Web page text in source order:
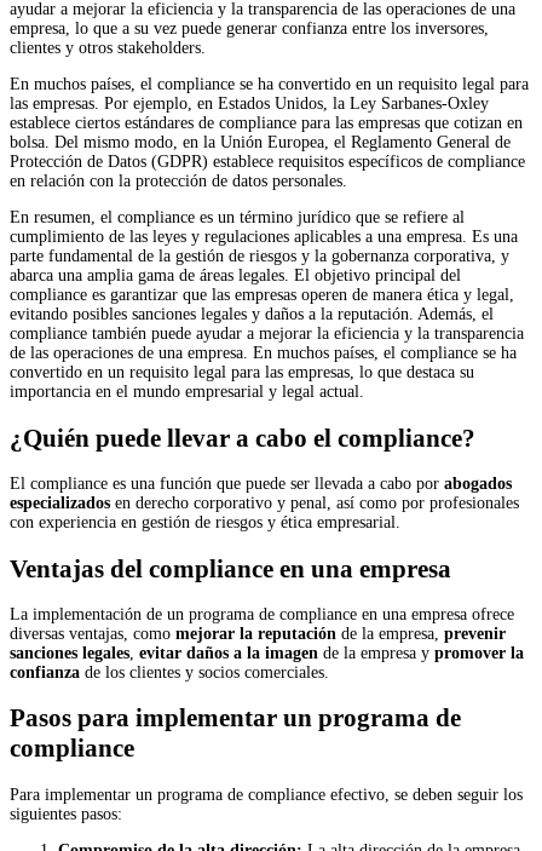
ayudar a mejorar la eficiencia y la transparencia de las operaciones de una
empresa, lo que a su vez puede generar confianza entre los inversores,
clientes y otros stakeholders.
En muchos países, el compliance se ha convertido en un requisito legal para
las empresas. Por ejemplo, en Estados Unidos, la Ley Sarbanes-Oxley
establece ciertos estándares de compliance para las empresas que cotizan en
bolsa. Del mismo modo, en la Unión Europea, el Reglamento General de
Protección de Datos (GDPR) establece requisitos específicos de compliance
en relación con la protección de datos personales.
En resumen, el compliance es un término jurídico que se refiere al
cumplimiento de las leyes y regulaciones aplicables a una empresa. Es una
parte fundamental de la gestión de riesgos y la gobernanza corporativa, y
abarca una amplia gama de áreas legales. El objetivo principal del
compliance es garantizar que las empresas operen de manera ética y legal,
evitando posibles sanciones legales y daños a la reputación. Además, el
compliance también puede ayudar a mejorar la eficiencia y la transparencia
de las operaciones de una empresa. En muchos países, el compliance se ha
convertido en un requisito legal para las empresas, lo que destaca su
importancia en el mundo empresarial y legal actual.
¿Quién puede llevar a cabo el compliance?
El compliance es una función que puede ser llevada a cabo por abogados
especializados en derecho corporativo y penal, así como por profesionales
con experiencia en gestión de riesgos y ética empresarial.
Ventajas del compliance en una empresa
La implementación de un programa de compliance en una empresa ofrece
diversas ventajas, como mejorar la reputación de la empresa, prevenir
sanciones legales, evitar daños a la imagen de la empresa y promover la
confianza de los clientes y socios comerciales.
Pasos para implementar un programa de
compliance
Para implementar un programa de compliance efectivo, se deben seguir los
siguientes pasos: